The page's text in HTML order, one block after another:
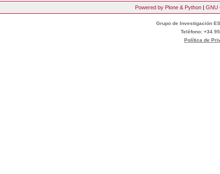
Powered by Plone & Python | GNU
Grupo de Investigación
Teléfono: +34
Política de